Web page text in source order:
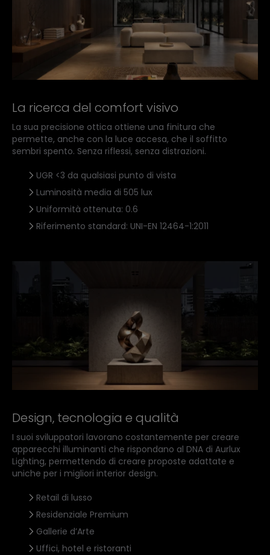
La ricerca del comfort visivo
La sua precisione ottica ottiene una finitura che
permette, anche con la luce accesa, che il soffitto
sembri spento. Senza riflessi, senza distrazioni.
UGR <3 da qualsiasi punto di vista
Luminosità media di 505 lux
Uniformità ottenuta: 0.6
Riferimento standard: UNI-EN 12464-1:2011
Design, tecnologia e qualità
I suoi sviluppatori lavorano costantemente per creare
apparecchi illuminanti che rispondano al DNA di Aurlux
Lighting, permettendo di creare proposte adattate e
uniche per i migliori interior design.
Retail di lusso
Residenziale Premium
Gallerie d’Arte
Uffici, hotel e ristoranti